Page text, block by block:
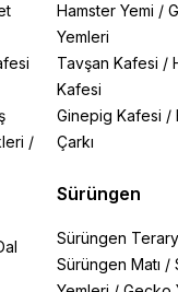
/
Hamster Yemi /
Yemleri
Tavşan Kafesi /
Kafesi
Ginepig Kafesi /
Çarkı
Sürüngen
Sürüngen
Sürüngen Matı /